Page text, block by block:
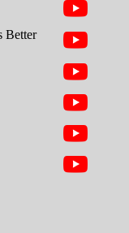
Better